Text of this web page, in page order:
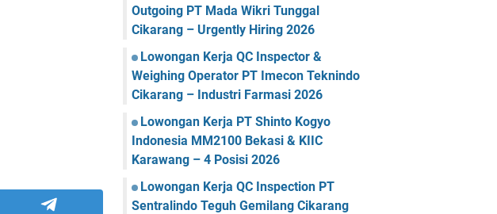
Outgoing PT Mada Wikri Tunggal
Cikarang – Urgently Hiring 2026
Lowongan Kerja QC Inspector &
Weighing Operator PT Imecon Teknindo
Cikarang – Industri Farmasi 2026
Lowongan Kerja PT Shinto Kogyo
Indonesia MM2100 Bekasi & KIIC
Karawang – 4 Posisi 2026
Lowongan Kerja QC Inspection PT
Sentralindo Teguh Gemilang Cikarang